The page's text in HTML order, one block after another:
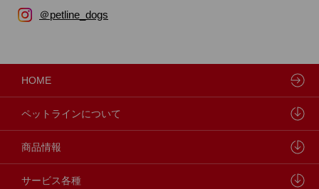
＠petline_dogs
HOME
ペットラインについて
ペットラインが大切にしていること
研究開発センターについて
商品情報
ドッグフード
サービス各種